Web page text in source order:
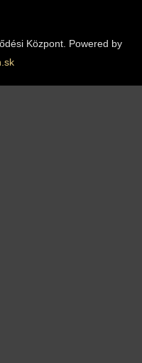
Központ. Powered by